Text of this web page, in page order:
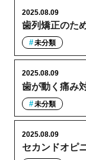
歯列矯正のた
2025.08.09
未分類
歯が動く痛み
2025.08.09
未分類
セカンドオピ
2025.08.09